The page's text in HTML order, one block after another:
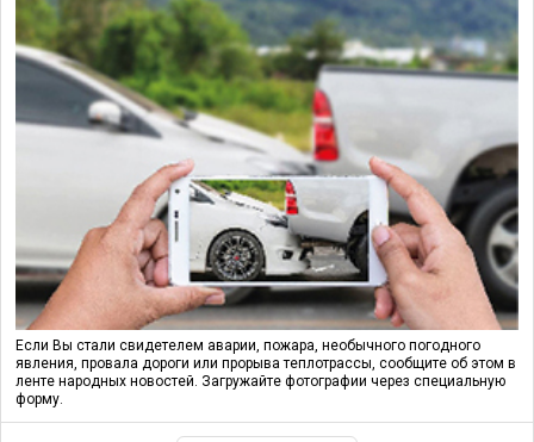
Если Вы стали свидетелем аварии, пожара, необычного погодного
явления, провала дороги или прорыва теплотрассы, сообщите об этом в
ленте народных новостей. Загружайте фотографии через специальную
форму.